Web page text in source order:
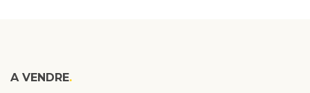
A VENDRE